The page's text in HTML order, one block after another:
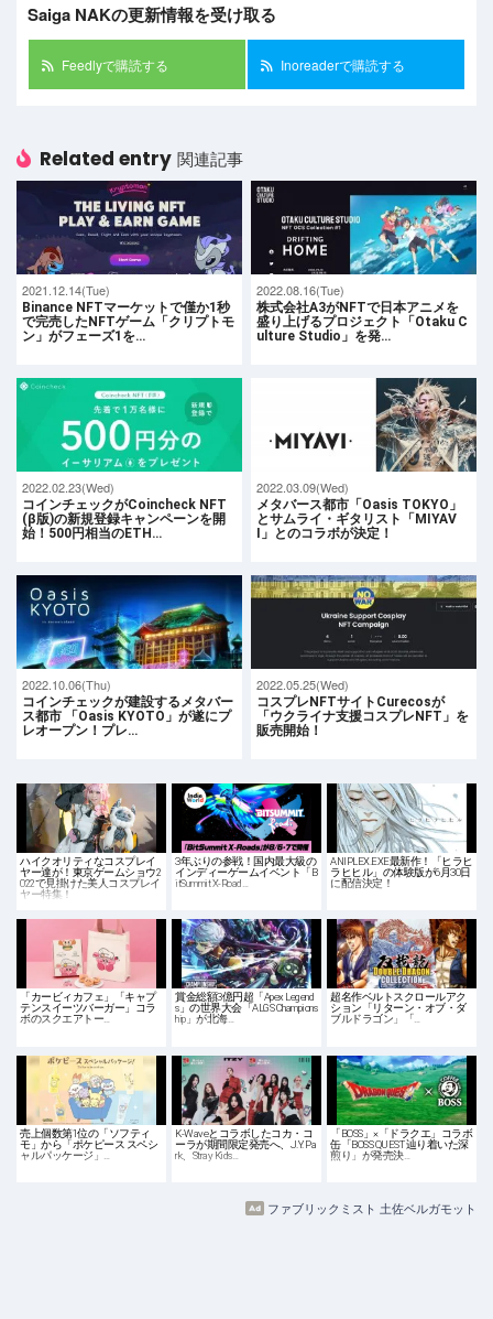
Saiga NAKの更新情報を受け取る
Feedlyで購読する Inoreaderで購読する
Related entry 関連記事
2021.12.14(Tue)
Binance NFTマーケットで僅か1秒
で完売したNFTゲーム「クリプトモ
ン」がフェーズ1を…
2022.08.16(Tue)
株式会社A3がNFTで日本アニメを
盛り上げるプロジェクト「Otaku C
ulture Studio」を発…
2022.02.23(Wed)
コインチェックがCoincheck NFT
(β版)の新規登録キャンペーンを開
始！500円相当のETH…
2022.03.09(Wed)
メタバース都市「Oasis TOKYO」
とサムライ・ギタリスト「MIYAV
I」とのコラボが決定！
2022.10.06(Thu)
​コインチェックが建設するメタバー
ス都市 「Oasis KYOTO」が遂にプ
レオープン！プレ…
2022.05.25(Wed)
コスプレNFTサイトCurecosが
「ウクライナ支援コスプレNFT」を
販売開始！
ハイクオリティなコスプレイ
ヤー達が！東京ゲームショウ2
022で見掛けた美人コスプレイ
ヤー特集！
3年ぶりの参戦！国内最大級の
インディーゲームイベント「B
itSummit X-Road…
ANIPLEX.EXE最新作！「ヒラヒ
ラヒヒル」の体験版が6月30日
に配信決定！
「カービィカフェ」「キャプ
テンスイーツバーガー」コラ
ボのスクエアトー…
賞金総額3億円超「Apex Legend
s」の世界大会「ALGS Champions
hip」が北海…
超名作ベルトスクロールアク
ション「リターン・オブ・ダ
ブルドラゴン」「…
売上個数第1位の「ソフティ
モ」から「ポケピース スペシ
ャルパッケージ」…
K-Waveとコラボしたコカ・コ
ーラが期間限定発売へ、J.Y. Pa
rk、Stray Kids…
「BOSS」×「ドラクエ」コラボ
缶「BOSS QUEST 辿り着いた深
煎り」が発売決…
ファブリックミスト 土佐ベルガモット